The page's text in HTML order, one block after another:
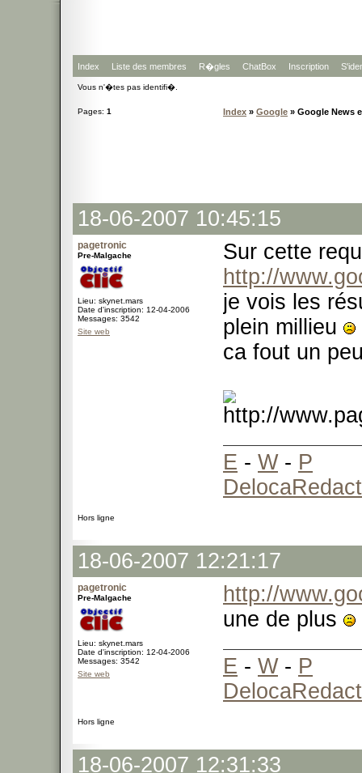
Index Liste des membres R�gles ChatBox Inscription
Vous n'�tes pas identifi�.
Pages: 1 Index » Google » Google News
18-06-2007 10:45:15
pagetronic
Pre-Malgache
Lieu: skynet.mars
Date d'inscription: 12-04-2006
Messages: 3542
Site web
Sur cette
http://
je vois les
plein millieu
ca fout un
E - W- P
Hors ligne
18-06-2007 12:21:17
pagetronic
Pre-Malgache
Lieu: skynet.mars
Date d'inscription: 12-04-2006
Messages: 3542
Site web
http://
une de plus
E - W- P
Hors ligne
18-06-2007 12:31:33